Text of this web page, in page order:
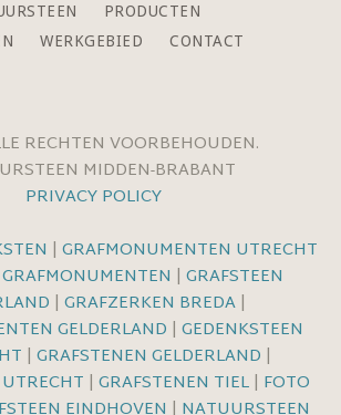
PRODUCTEN
WERKGEBIED CONTACT
RECHTEN VOORBEHOUDEN.
MIDDEN-BRABANT
PRIVACY POLICY
| GRAFMONUMENTEN UTRECHT
| GRAFSTEEN
| GRAFZERKEN BREDA|
GELDERLAND | GEDENKSTEEN
| GRAFSTENEN GELDERLAND |
| GRAFSTENEN TIEL| FOTO